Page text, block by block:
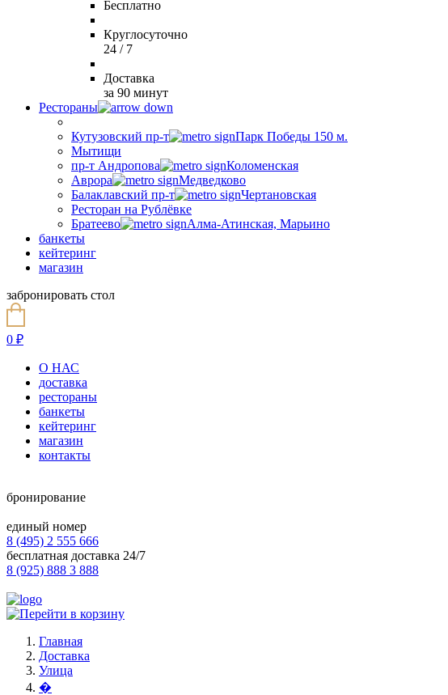
Бесплатно
Круглосуточно
24 / 7
Доставка
за 90 минут
Рестораны
Кутузовский пр-т
Парк Победы 150 м.
Мытищи
пр-т Андропова
Коломенская
Аврора
Медведково
Балаклавский пр-т
Чертановская
Ресторан на Рублёвке
Братеево
Алма-Атинская, Марьино
банкеты
кейтеринг
магазин
забронировать стол
0 ₽
О НАС
доставка
рестораны
банкеты
кейтеринг
магазин
контакты
бронирование
единый номер
8 (495) 2 555 666
бесплатная доставка 24/7
8 (925) 888 3 888
Главная
Доставка
Улица
�